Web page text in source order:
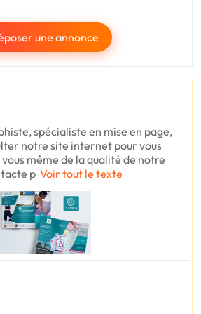
une annonce
spécialiste en mise en page,
notre site internet pour vous
même de la qualité de notre
p Voir tout le texte